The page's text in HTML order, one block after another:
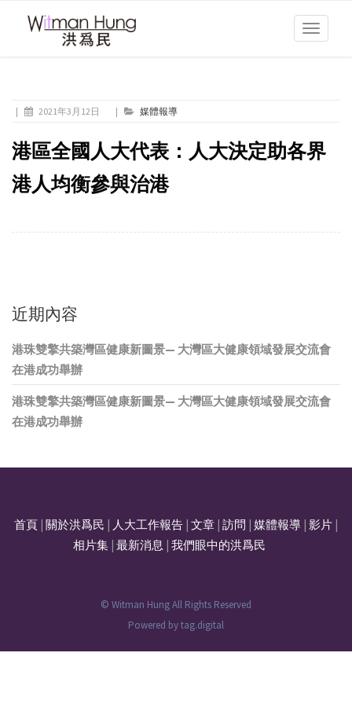
Toggle
| 2021年3月12日 | 媒體報導
港區全國人大代表：人大決定助各界
港人均衡參與治港
近期內容
港珠雙擎共築灣區健康新圖景— 大灣區大健康領域發展交流會
在港成功舉辦
港珠雙擎共築灣區健康新圖景— 大灣區大健康領域發展交流會
在港成功舉辦
首頁 關於洪爲民 人大工作報告 文章 訪問 媒體報導 影片
相片集| 最新消息 我們眼中的洪爲民
© Witman Hung All Rights Reserved
Powered bytag.digital